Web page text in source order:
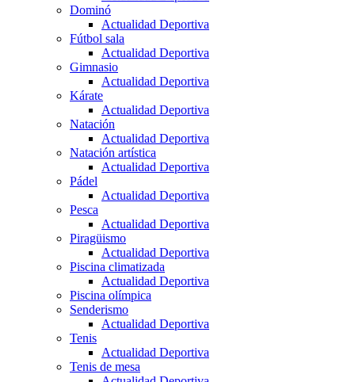
Dominó
Actualidad Deportiva
Fútbol sala
Actualidad Deportiva
Gimnasio
Actualidad Deportiva
Kárate
Actualidad Deportiva
Natación
Actualidad Deportiva
Natación artística
Actualidad Deportiva
Pádel
Actualidad Deportiva
Pesca
Actualidad Deportiva
Piragüismo
Actualidad Deportiva
Piscina climatizada
Actualidad Deportiva
Piscina olímpica
Senderismo
Actualidad Deportiva
Tenis
Actualidad Deportiva
Tenis de mesa